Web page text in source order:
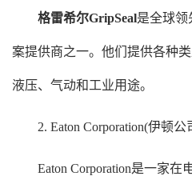
格雷希尔GripSeal是全球领
案提供商之一。他们提供各种
液压、气动和工业用途。
2. Eaton Corporation(伊顿公
Eaton Corporation是一家在